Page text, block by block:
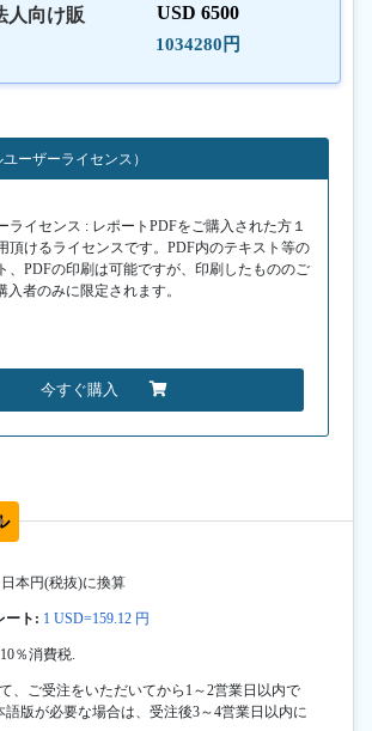
人向け販
USD 6500
1034280円
ーザーライセンス）
ライセンス : レポートPDFをご購入された方１
頂けるライセンスです。PDF内のテキスト等の
、PDFの印刷は可能ですが、印刷したもののご
入者のみに限定されます。
今すぐ購入
本円(税抜)に換算
ート: 1 USD=159.12 円
％消費税.
、ご受注をいただいてから1～2営業日以内で
語版が必要な場合は、受注後3～4営業日以内に